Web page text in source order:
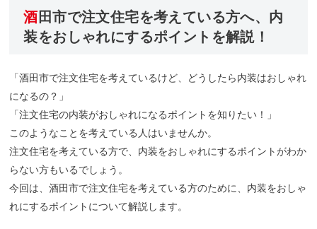
酒田市で注文住宅を考えている方へ、内
装をおしゃれにするポイントを解説！
「酒田市で注文住宅を考えているけど、どうしたら内装はおしゃれ
になるの？」
「注文住宅の内装がおしゃれになるポイントを知りたい！」
このようなことを考えている人はいませんか。
注文住宅を考えている方で、内装をおしゃれにするポイントがわか
らない方もいるでしょう。
今回は、酒田市で注文住宅を考えている方のために、内装をおしゃ
れにするポイントについて解説します。